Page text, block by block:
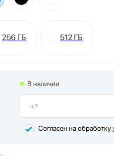
256 ГБ 512 ГБ
В наличии
Согласен на обработку